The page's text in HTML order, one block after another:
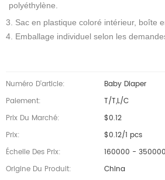
polyéthylène.
3. Sac en plastique coloré intérieur, boîte
4. Emballage individuel selon les
Numéro D'article:
Baby Diaper
Paiement:
T/T,L/C
Prix Du Marché:
$0.12
Prix:
$0.12/1 pcs
Échelle Des Prix:
160000 -
Origine Du Produit:
China